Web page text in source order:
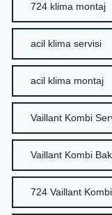
724 klima montaj
acil klima servisi
acil klima montaj
Vaillant Kombi
Vaillant Kombi
724 Vaillant